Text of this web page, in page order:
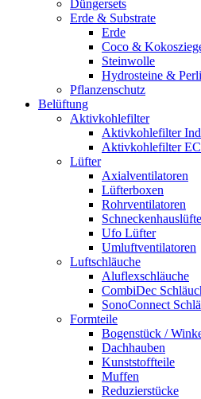
Düngersets
Erde & Substrate
Erde
Coco &
Steinwolle
Hydrosteine &
Pflanzenschutz
Belüftung
Aktivkohlefilter
Aktivkohlefilter
Aktivkohlefilter
Lüfter
Axialventilatoren
Lüfterboxen
Rohrventilatoren
Ufo Lüfter
Umluftventilatoren
Luftschläuche
Aluflexschläuche
CombiDec
SonoConnect
Formteile
Bogenstück /
Dachhauben
Kunststoffteile
Muffen
Reduzierstücke